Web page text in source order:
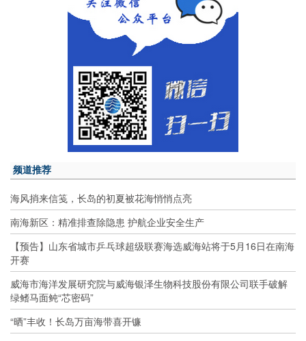
频道推荐
海风捎来信笺，长岛的初夏被花海悄悄点亮
南海新区：精准排查除隐患 护航企业安全生产
【预告】山东省城市乒乓球超级联赛海选威海站将于5月16日在南海
开赛
威海市海洋发展研究院与威海银泽生物科技股份有限公司联手破解
绿鳍马面鲀“芯密码”
“晒”丰收！长岛万亩海带喜开镰